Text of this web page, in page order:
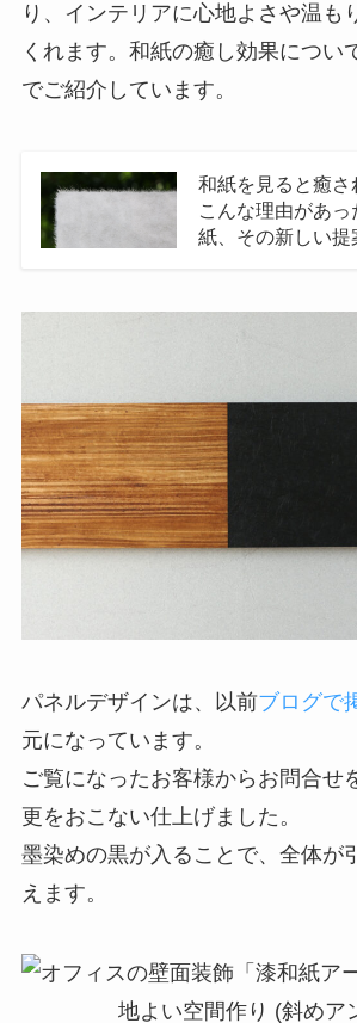
り、インテリアに心地よさや温も
くれます。和紙の癒し効果につい
でご紹介しています。
和紙を見ると癒さ
こんな理由があ
紙、その新しい提
パネルデザインは、以前ブログで
元になっています。
ご覧になったお客様からお問合せ
更をおこない仕上げました。
墨染めの黒が入ることで、全体が
えます。